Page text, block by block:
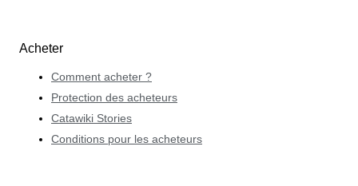
Acheter
Comment acheter ?
Protection des acheteurs
Catawiki Stories
Conditions pour les acheteurs